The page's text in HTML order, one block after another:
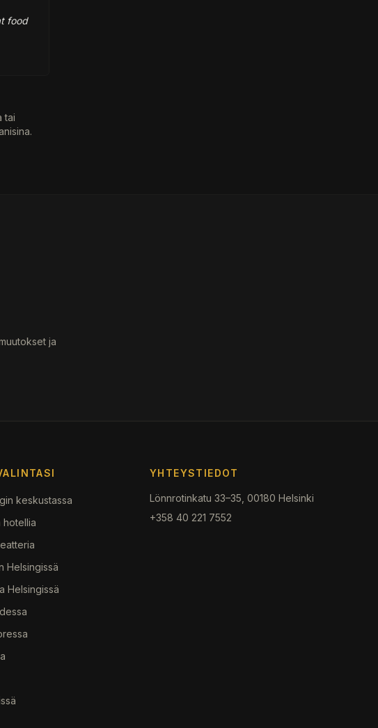
food
tai
ja
keskustassa
hotellia
Helsingissä
Helsingissä
YHTEYSTIEDOT
Lönnrotinkatu 33–35, 00180 Helsinki
+358 40 221 7552